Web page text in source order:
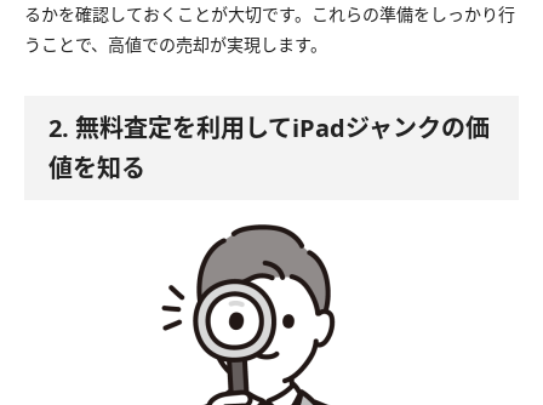
るかを確認しておくことが大切です。これらの準備をしっかり行
うことで、高値での売却が実現します。
2. 無料査定を利用してiPadジャンクの価
値を知る